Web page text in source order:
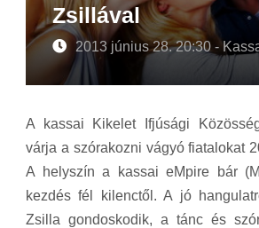
Zsillával
2013 június 28. 20:30 -
A kassai Kikelet Ifjúsági
várja a szórakozni vágyó fiatalokat
A helyszín a kassai eMpire bár
kezdés fél kilenctől. A jó
Zsilla gondoskodik, a tánc és